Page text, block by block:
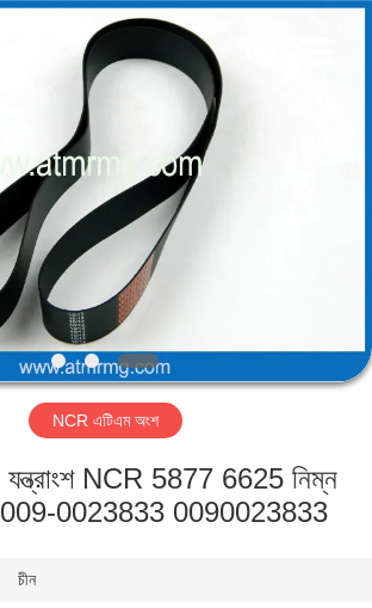
NCR এটিএম অংশ
NCR 5877 6625 নিম্ন
009-0023833 0090023833
চীন